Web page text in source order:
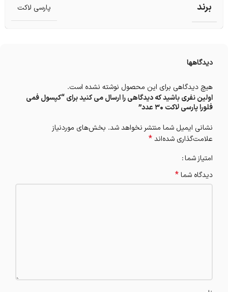
برند پارسی لاکت
دیدگاهها
هیچ دیدگاهی برای این محصول نوشته نشده است.
اولین نفری باشید که دیدگاهی را ارسال می کنید برای “کپسول فمی
فلورا پارسی لاکت 30 عدد”
نشانی ایمیل شما منتشر نخواهد شد. بخش‌های موردنیاز
علامت‌گذاری شده‌اند*
امتیاز شما
دیدگاه شما*